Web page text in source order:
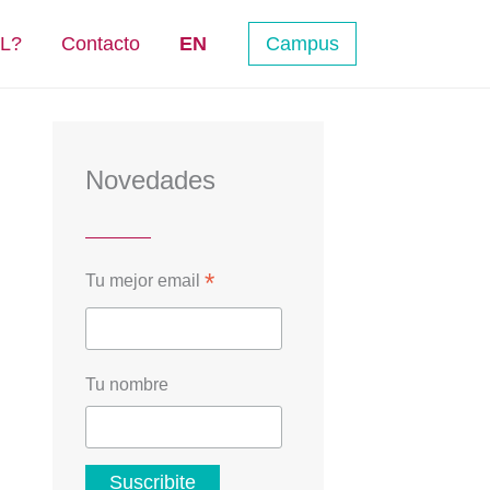
Contacto EN Campus
Novedades
Tu mejor email *
Tu nombre